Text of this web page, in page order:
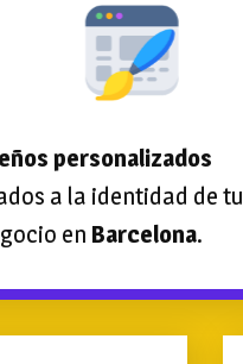
personalizados
a la identidad de tu
en Barcelona.